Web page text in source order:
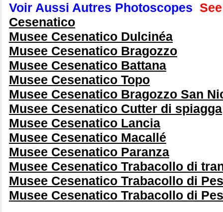
Voir Aussi Autres Photoscopes
Cesenatico
Musee Cesenatico Dulcinéa
Musee Cesenatico Bragozzo
Musee Cesenatico Battana
Musee Cesenatico Topo
Musee Cesenatico Bragozzo San
Musee Cesenatico Cutter di spiagga
Musee Cesenatico Lancia
Musee Cesenatico Macallé
Musee Cesenatico Paranza
Musee Cesenatico Trabacollo di
Musee Cesenatico Trabacollo di
Musee Cesenatico Trabacollo di